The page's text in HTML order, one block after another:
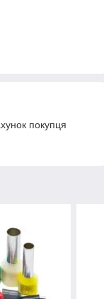
покупця